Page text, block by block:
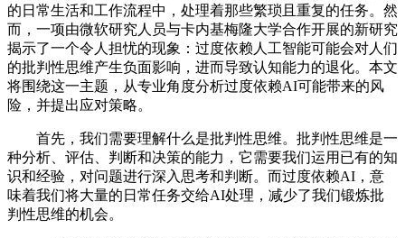
的日常生活和工作流程中，处理着那些繁琐且重复的任务。然
而，一项由微软研究人员与卡内基梅隆大学合作开展的新研究
揭示了一个令人担忧的现象：过度依赖人工智能可能会对人们
的批判性思维产生负面影响，进而导致认知能力的退化。本文
将围绕这一主题，从专业角度分析过度依赖AI可能带来的风
险，并提出应对策略。
首先，我们需要理解什么是批判性思维。批判性思维是一
种分析、评估、判断和决策的能力，它需要我们运用已有的知
识和经验，对问题进行深入思考和判断。而过度依赖AI，意
味着我们将大量的日常任务交给AI处理，减少了我们锻炼批
判性思维的机会。